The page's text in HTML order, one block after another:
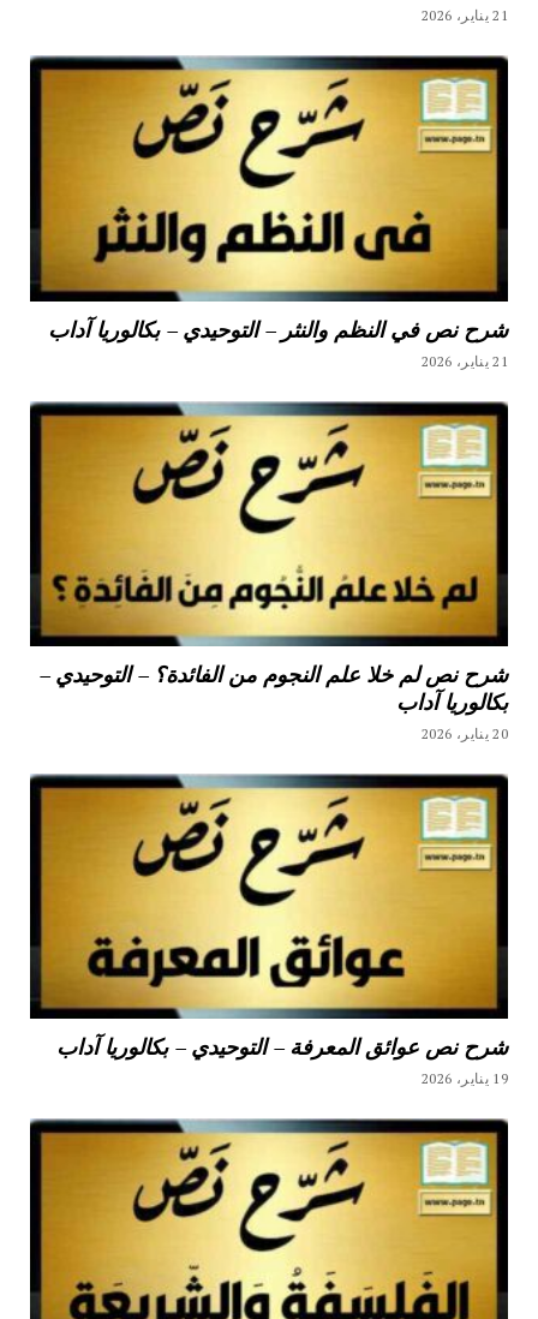
21 يناير، 2026
شرح نص في النظم والنثر – التوحيدي – بكالوريا آداب
21 يناير، 2026
شرح نص لم خلا علم النجوم من الفائدة؟ – التوحيدي –
بكالوريا آداب
20 يناير، 2026
شرح نص عوائق المعرفة – التوحيدي – بكالوريا آداب
19 يناير، 2026